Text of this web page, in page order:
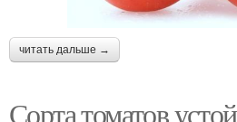
читать дальше →
Сорта томатов